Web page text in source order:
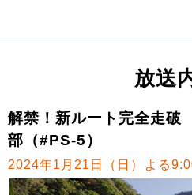
放送
解禁！新ルート完全走
部（#PS-5）
2024年1月21日（日）よる